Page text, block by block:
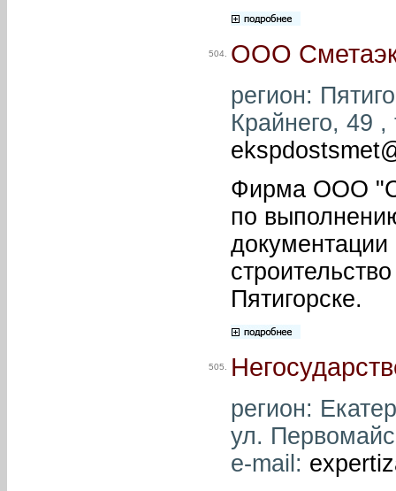
504. ООО
регион:
Крайнего, 49
Фирма ООО
по
Пятигорске.
505.
регион:
ул.
e-mail: